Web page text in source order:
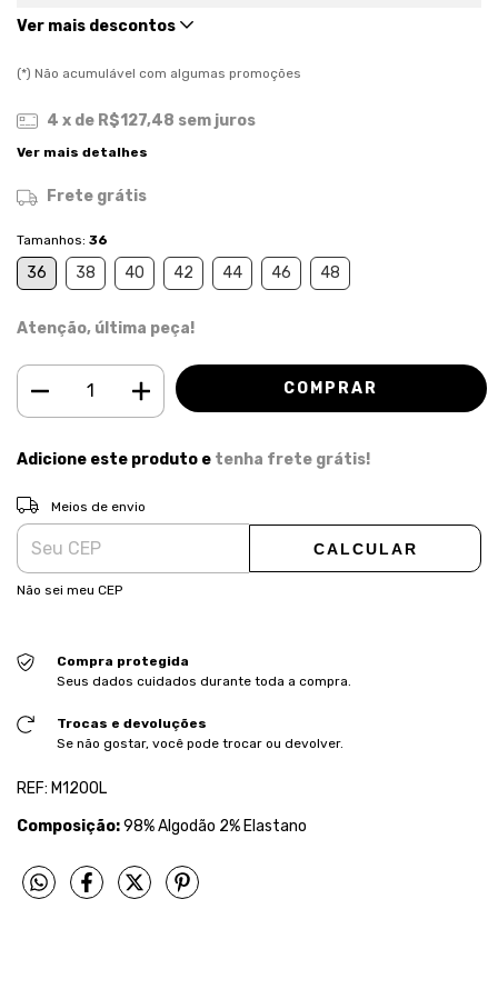
Ver mais descontos
(*) Não acumulável com algumas promoções
4 x de R$127,48 sem juros
Ver mais detalhes
Frete grátis
Tamanhos: 36
36 38 40 42 44 46 48
Atenção, última peça!
Adicione este produto e tenha frete grátis!
Entregas para o CEP:
Meios de envio
CALCULAR
Não sei meu CEP
Compra protegida
Seus dados cuidados durante toda a compra.
Trocas e devoluções
Se não gostar, você pode trocar ou devolver.
REF: M1200L
Composição:98% Algodão 2% Elastano